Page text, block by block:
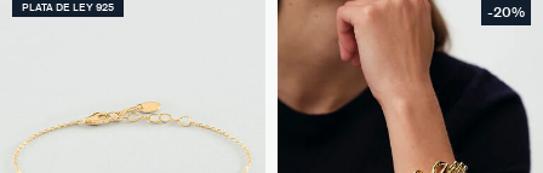
PLATA DE LEY 925 -20%